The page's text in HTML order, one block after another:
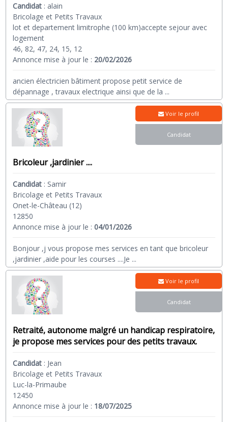
Candidat : alain
Bricolage et Petits Travaux
lot et departement limitrophe (100 km)accepte sejour avec
logement
46, 82, 47, 24, 15, 12
Annonce mise à jour le : 20/02/2026
ancien électricien bâtiment propose petit service de
dépannage , travaux electrique ainsi que de la ...
Bricoleur ,jardinier ....
Candidat : Samir
Bricolage et Petits Travaux
Onet-le-Château (12)
12850
Annonce mise à jour le :04/01/2026
Bonjour ,j vous propose mes services en tant que bricoleur
,jardinier ,aide pour les courses ....Je ...
Voir le profil
Candidat
Retraité, autonome malgré un handicap respiratoire,
je propose mes services pour des petits travaux.
Candidat : Jean
Bricolage et Petits Travaux
Luc-la-Primaube
12450
Annonce mise à jour le : 18/07/2025
Voir le profil
Candidat